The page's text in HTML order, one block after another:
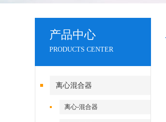
产品中心
PRODUCTS CENTER
离心混合器
离心-混合器